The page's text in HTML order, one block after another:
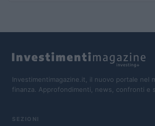
Investimentimagazine.it, il nuovo portale nel
finanza. Approfondimenti, news, confronti e
SEZIONI